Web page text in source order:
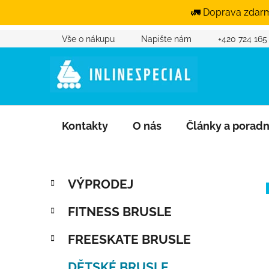
🚛 Doprava
Přejít na obsah
Vše o nákupu Napište nám +420 724 165
Kontakty O nás Články a
Postranní panel
Přeskočit kategorie
Kategorie
VÝPRODEJ
FITNESS BRUSLE
FREESKATE BRUSLE